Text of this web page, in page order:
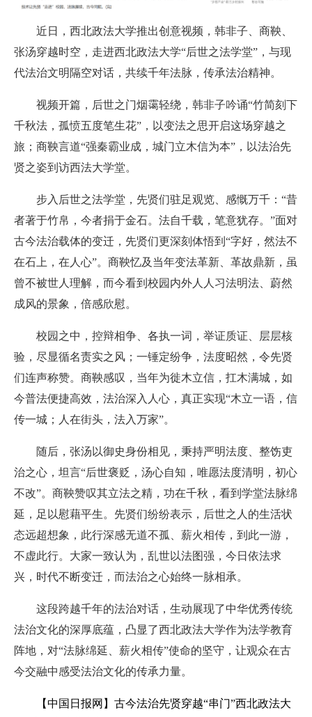
近日，西北政法大学推出创意视频，韩非子、商鞅、
张汤穿越时空，走进西北政法大学“后世之法学堂”，与现
代法治文明隔空对话，共续千年法脉，传承法治精神。
视频开篇，后世之门烟霭轻绕，韩非子吟诵“竹简刻下
千秋法，孤愤五度笔生花”，以变法之思开启这场穿越之
旅；商鞅言道“强秦霸业成，城门立木信为本”，以法治先
贤之姿到访西法大学堂。
步入后世之法学堂，先贤们驻足观览、感慨万千：“昔
者著于竹帛，今者捐于金石。法自千载，笔意犹存。”面对
古今法治载体的变迁，先贤们更深刻体悟到“字好，然法不
在石上，在人心”。商鞅忆及当年变法革新、革故鼎新，虽
曾不被世人理解，而今看到校园内外人人习法明法、蔚然
成风的景象，倍感欣慰。
校园之中，控辩相争、各执一词，举证质证、层层核
验，尽显循名责实之风；一锤定纷争，法度昭然，令先贤
们连声称赞。商鞅感叹，当年为徙木立信，扛木满城，如
今普法便捷高效，法治深入人心，真正实现“木立一语，信
传一城；人在街头，法入万家”。
随后，张汤以御史身份相见，秉持严明法度、整饬吏
治之心，坦言“后世褒贬，汤心自知，唯愿法度清明，初心
不改”。商鞅赞叹其立法之精，功在千秋，看到学堂法脉绵
延，足以慰藉平生。先贤们纷纷表示，后世之人的生活状
态远超想象，此行深感无道不孤、薪火相传，到此一游，
不虚此行。大家一致认为，乱世以法图强，今日依法求
兴，时代不断变迁，而法治之心始终一脉相承。
这段跨越千年的法治对话，生动展现了中华优秀传统
法治文化的深厚底蕴，凸显了西北政法大学作为法学教育
阵地，对“法脉绵延、薪火相传”使命的坚守，让观众在古
今交融中感受法治文化的传承力量。
【中国日报网】古今法治先贤穿越“串门”西北政法大